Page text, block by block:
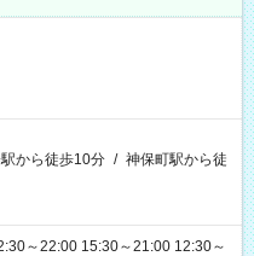
から徒歩10分 / 神保町駅から徒
～22:00 15:30～21:00 12:30～